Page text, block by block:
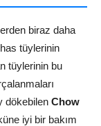
biraz daha
tüylerinin
tüylerinin bu
dökebilen Chow
iyi bir bakım